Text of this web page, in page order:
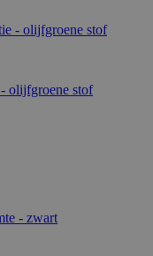
olijfgroene stof